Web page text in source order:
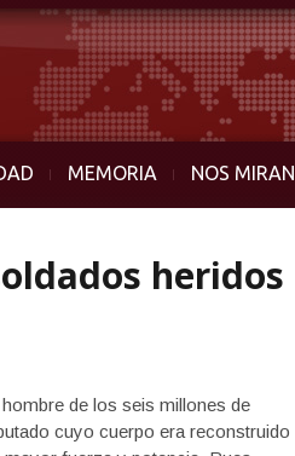
MEMORIA NOS MIRAN
heridos
de los seis millones de
cuyo cuerpo era reconstruido